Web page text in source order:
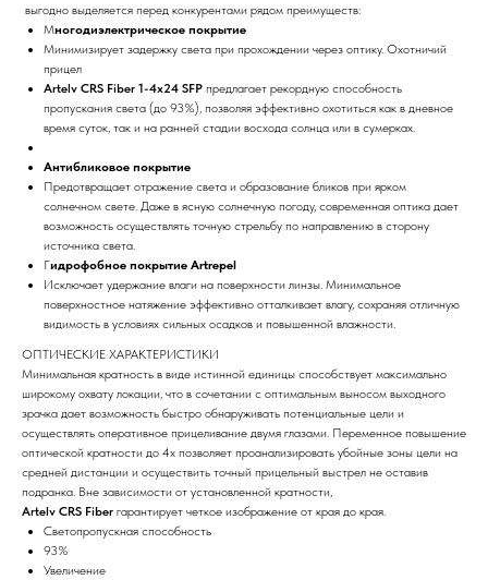
выгодно выделяется перед конкурентами рядом преимуществ:
Многодиэлектрическое покрытие
Минимизирует задержку света при прохождении через оптику. Охотничий
прицел
Artelv CRS Fiber 1-4x24 SFP предлагает рекордную способность
пропускания света (до 93%), позволяя эффективно охотиться как в дневное
время суток, так и на ранней стадии восхода солнца или в сумерках.
Антибликовое покрытие
Предотвращает отражение света и образование бликов при ярком
солнечном свете. Даже в ясную солнечную погоду, современная оптика дает
возможность осуществлять точную стрельбу по направлению в сторону
источника света.
Гидрофобное покрытие Artrepel
Исключает удержание влаги на поверхности линзы. Минимальное
поверхностное натяжение эффективно отталкивает влагу, сохраняя отличную
видимость в условиях сильных осадков и повышенной влажности.
ОПТИЧЕСКИЕ ХАРАКТЕРИСТИКИ
Минимальная кратность в виде истинной единицы способствует максимально
широкому охвату локации, что в сочетании с оптимальным выносом выходного
зрачка дает возможность быстро обнаруживать потенциальные цели и
осуществлять оперативное прицеливание двумя глазами. Переменное повышение
оптической кратности до 4х позволяет проанализировать убойные зоны цели на
средней дистанции и осуществить точный прицельный выстрел не оставив
подранка. Вне зависимости от установленной кратности,
Artelv CRS Fiber гарантирует четкое изображение от края до края.
Светопропускная способность
93%
Увеличение